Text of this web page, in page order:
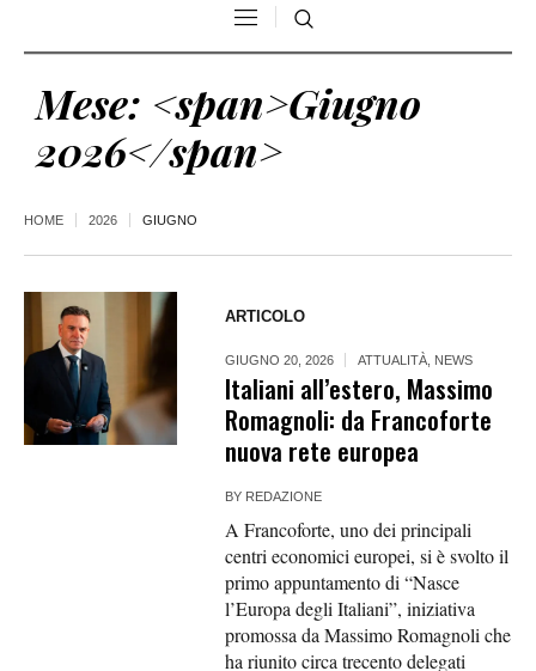
Mese: <span>Giugno
2026</span>
HOME 2026 GIUGNO
ARTICOLO
GIUGNO 20, 2026 ATTUALITÀ NEWS
Italiani all’estero, Massimo
Romagnoli: da Francoforte
nuova rete europea
BY REDAZIONE
A Francoforte, uno dei principali
centri economici europei, si è svolto il
primo appuntamento di “Nasce
l’Europa degli Italiani”, iniziativa
promossa da Massimo Romagnoli che
ha riunito circa trecento delegati